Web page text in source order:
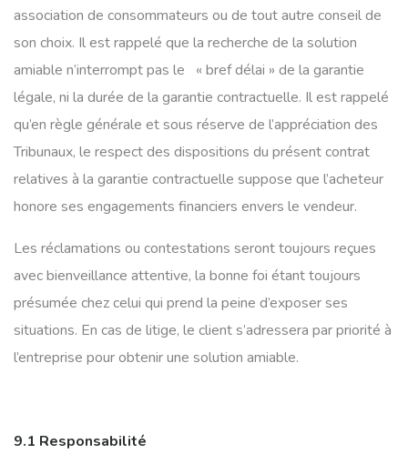
association de consommateurs ou de tout autre conseil de
son choix. Il est rappelé que la recherche de la solution
amiable n’interrompt pas le « bref délai » de la garantie
légale, ni la durée de la garantie contractuelle. Il est rappelé
qu’en règle générale et sous réserve de l’appréciation des
Tribunaux, le respect des dispositions du présent contrat
relatives à la garantie contractuelle suppose que l’acheteur
honore ses engagements financiers envers le vendeur.
Les réclamations ou contestations seront toujours reçues
avec bienveillance attentive, la bonne foi étant toujours
présumée chez celui qui prend la peine d’exposer ses
situations. En cas de litige, le client s’adressera par priorité à
l’entreprise pour obtenir une solution amiable.
9.1 Responsabilité